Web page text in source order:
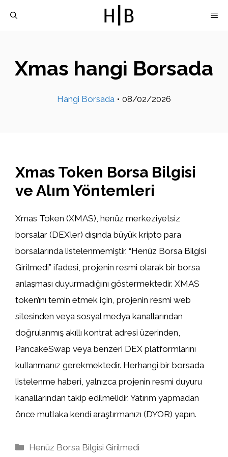
Xmas hangi Borsada
Hangi Borsada • 08/02/2026
Xmas Token Borsa Bilgisi
ve Alım Yöntemleri
Xmas Token (XMAS), henüz merkeziyetsiz
borsalar (DEX’ler) dışında büyük kripto para
borsalarında listelenmemiştir. “Henüz Borsa Bilgisi
Girilmedi” ifadesi, projenin resmi olarak bir borsa
anlaşması duyurmadığını göstermektedir. XMAS
token’ını temin etmek için, projenin resmi web
sitesinden veya sosyal medya kanallarından
doğrulanmış akıllı kontrat adresi üzerinden,
PancakeSwap veya benzeri DEX platformlarını
kullanmanız gerekmektedir. Herhangi bir borsada
listelenme haberi, yalnızca projenin resmi duyuru
kanallarından takip edilmelidir. Yatırım yapmadan
önce mutlaka kendi araştırmanızı (DYOR) yapın.
Kategoriler
Henüz Borsa Bilgisi Girilmedi